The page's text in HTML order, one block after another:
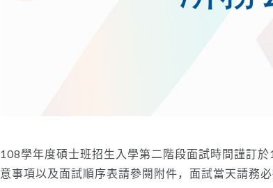
108學年度碩士班招生入學第二階段面試時間謹訂
意事項以及面試順序表請參閱附件，面試當天請務